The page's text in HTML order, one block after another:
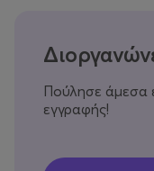
Πούλησε άμεσα
εγγραφής!